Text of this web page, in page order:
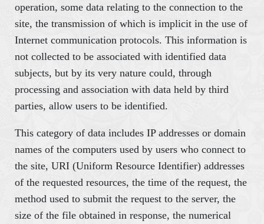
operation, some data relating to the connection to the
site, the transmission of which is implicit in the use of
Internet communication protocols. This information is
not collected to be associated with identified data
subjects, but by its very nature could, through
processing and association with data held by third
parties, allow users to be identified.
This category of data includes IP addresses or domain
names of the computers used by users who connect to
the site, URI (Uniform Resource Identifier) addresses
of the requested resources, the time of the request, the
method used to submit the request to the server, the
size of the file obtained in response, the numerical